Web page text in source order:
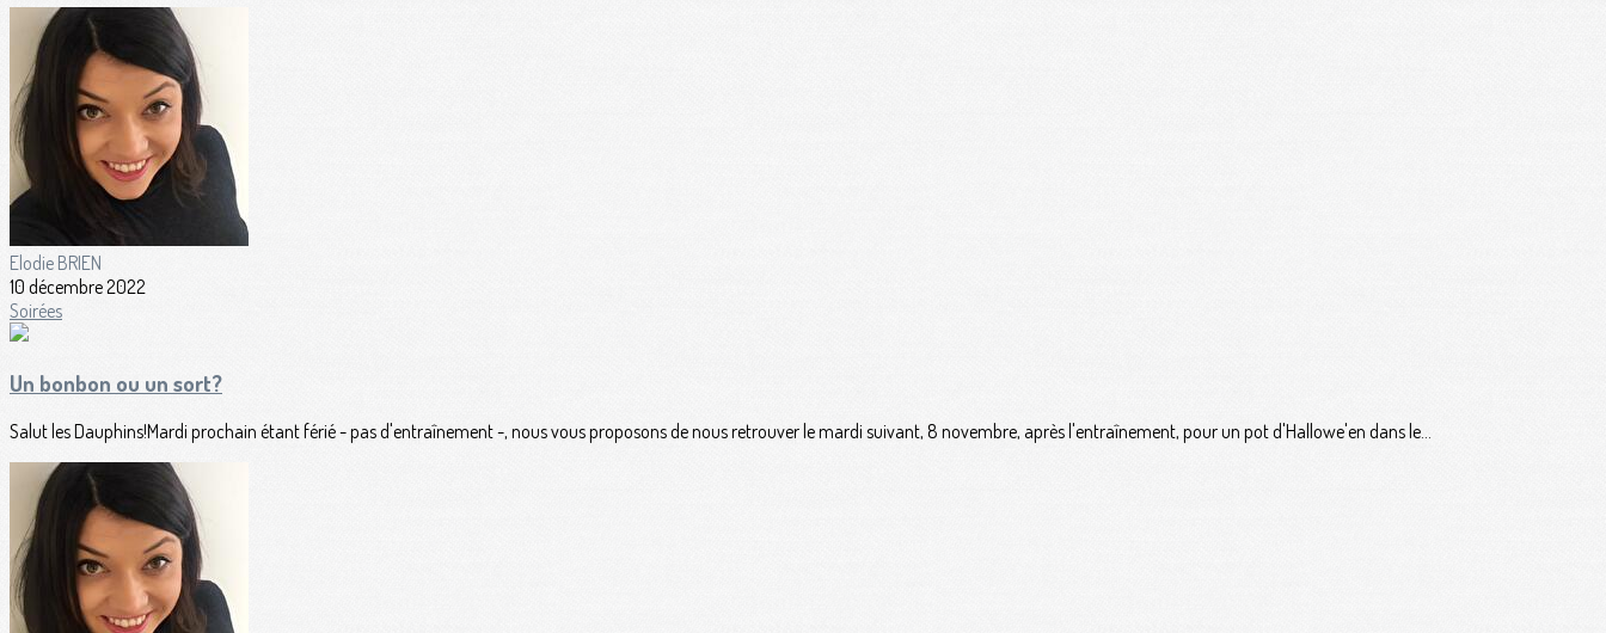
Elodie BRIEN
10 décembre 2022
Soirées
Un bonbon ou un sort?
Salut les Dauphins!Mardi prochain étant férié - pas d'entraînement -, nous vous proposons de nous retrouver le mardi suivant, 8 novembre, après l'entraînement, pour un pot d'Hallowe'en dans le...